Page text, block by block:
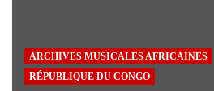
ARCHIVES MUSICALES AFRICAINES
RÉPUBLIQUE DU CONGO